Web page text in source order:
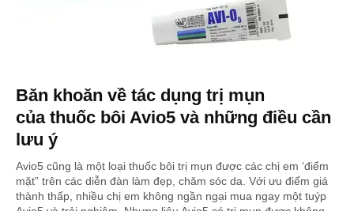
Băn khoăn về tác dụng trị mụn
của thuốc bôi Avio5 và những điều cần
lưu ý
Avio5 cũng là một loại thuốc bôi trị mụn được các chị em ‘điểm
mặt” trên các diễn đàn làm đẹp, chăm sóc da. Với ưu điểm giá
thành thấp, nhiều chị em không ngần ngại mua ngay một tuýp